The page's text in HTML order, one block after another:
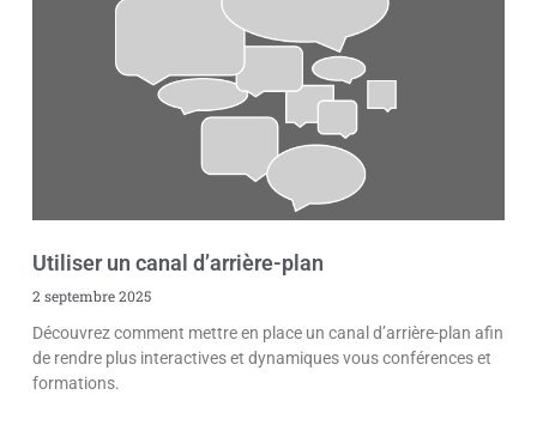
Utiliser un canal d’arrière-plan
2 septembre 2025
Découvrez comment mettre en place un canal d’arrière-plan afin
de rendre plus interactives et dynamiques vous conférences et
formations.